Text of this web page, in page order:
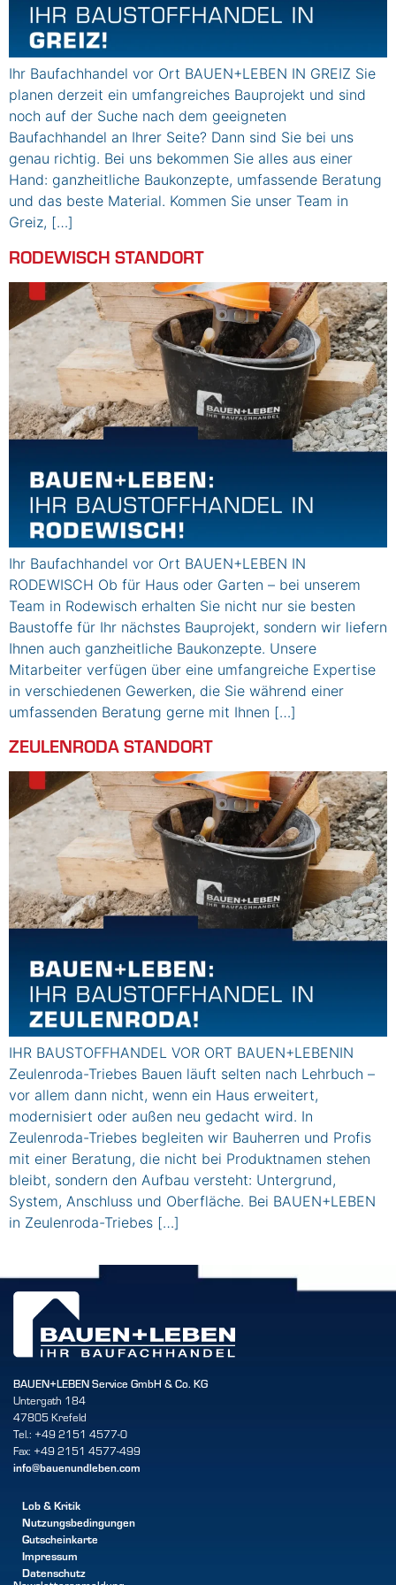
Ihr Baufachhandel vor Ort BAUEN+LEBEN IN GREIZ Sie
planen derzeit ein umfangreiches Bauprojekt und sind
noch auf der Suche nach dem geeigneten
Baufachhandel an Ihrer Seite? Dann sind Sie bei uns
genau richtig. Bei uns bekommen Sie alles aus einer
Hand: ganzheitliche Baukonzepte, umfassende Beratung
und das beste Material. Kommen Sie unser Team in
Greiz, […]
RODEWISCH STANDORT
Ihr Baufachhandel vor Ort BAUEN+LEBEN IN
RODEWISCH Ob für Haus oder Garten – bei unserem
Team in Rodewisch erhalten Sie nicht nur sie besten
Baustoffe für Ihr nächstes Bauprojekt, sondern wir liefern
Ihnen auch ganzheitliche Baukonzepte. Unsere
Mitarbeiter verfügen über eine umfangreiche Expertise
in verschiedenen Gewerken, die Sie während einer
umfassenden Beratung gerne mit Ihnen […]
ZEULENRODA STANDORT
IHR BAUSTOFFHANDEL VOR ORT BAUEN+LEBENIN
Zeulenroda-Triebes Bauen läuft selten nach Lehrbuch –
vor allem dann nicht, wenn ein Haus erweitert,
modernisiert oder außen neu gedacht wird. In
Zeulenroda-Triebes begleiten wir Bauherren und Profis
mit einer Beratung, die nicht bei Produktnamen stehen
bleibt, sondern den Aufbau versteht: Untergrund,
System, Anschluss und Oberfläche. Bei BAUEN+LEBEN
in Zeulenroda-Triebes […]
BAUEN+LEBEN Service GmbH & Co. KG
Untergath 184
47805 Krefeld
Tel.: +49 2151 4577-0
Fax: +49 2151 4577-499
info@bauenundleben.com
Lob & Kritik
Nutzungsbedingungen
Gutscheinkarte
Impressum
Datenschutz